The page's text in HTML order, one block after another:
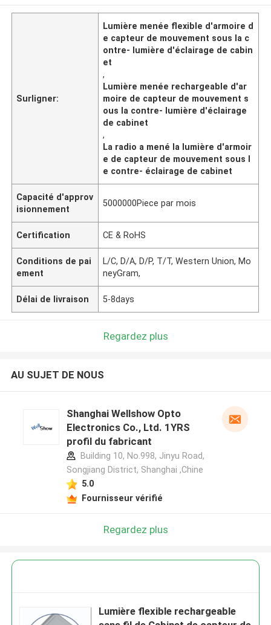
Surligner:
Lumière menée flexible d'armoire d
e capteur de mouvement sous la c
ontre- lumière d'éclairage de cabin
et
,
Lumière menée rechargeable d'ar
moire de capteur de mouvement s
ous la contre- lumière d'éclairage
de cabinet
,
La radio a mené la lumière d'armoir
e de capteur de mouvement sous l
e contre- éclairage de cabinet
Capacité d'approv
isionnement
5000000Piece par mois
Certification CE & RoHS
Conditions de pai
ement
L/C, D/A, D/P, T/T, Western Union, Mo
neyGram,
Délai de livraison 5-8days
Regardez plus
AU SUJET DE NOUS
Shanghai Wellshow Opto
Electronics Co., Ltd. 1YRS
profil du fabricant
Building 10, No.998, Jinyu Road,
Songjiang District, Shanghai ,Chine
5.0
Fournisseur vérifié
Regardez plus
Lumière flexible rechargeable